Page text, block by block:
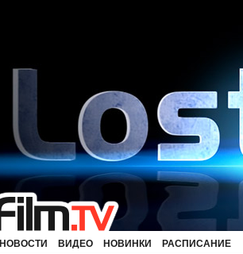
НОВОСТИ ВИДЕО НОВИНКИ РАСПИСАНИЕ